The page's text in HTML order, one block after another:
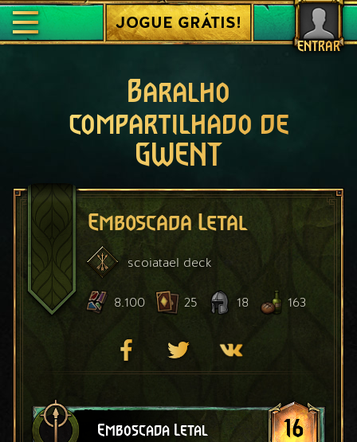
ENTRAR
JOGUE GRÁTIS!
Baralho
compartilhado de
GWENT
Emboscada Letal
scoiatael deck
8.100 25 18 163
Emboscada Letal 16